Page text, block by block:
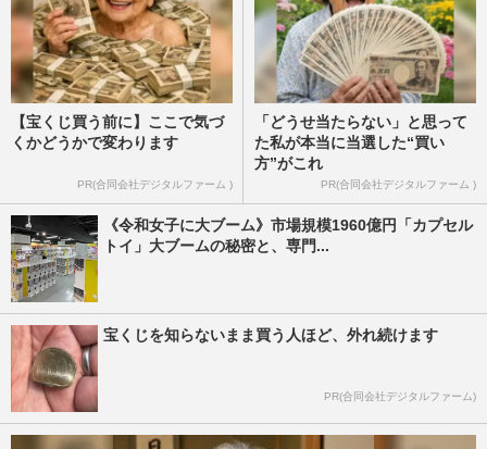
【宝くじ買う前に】ここで気づ
くかどうかで変わります
PR(合同会社デジタルファーム )
「どうせ当たらない」と思って
た私が本当に当選した“買い
方”がこれ
PR(合同会社デジタルファーム )
《令和女子に大ブーム》市場規模1960億円「カプセル
トイ」大ブームの秘密と、専門...
宝くじを知らないまま買う人ほど、外れ続けます
PR(合同会社デジタルファーム)